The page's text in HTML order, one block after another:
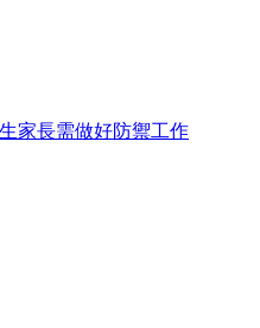
家長需做好防禦工作